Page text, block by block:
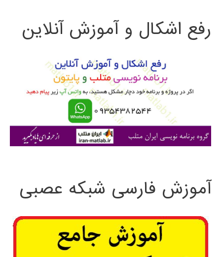
ج
ی
رفع اشکال و آموزش آنلاین
آموزش فارسی شبکه عصبی